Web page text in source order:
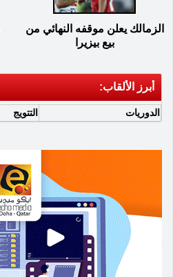
الزمالك يعلن موقفه النهائي من
بيع بيزيرا
أبرز الألقاب:
الدوريات التتويج